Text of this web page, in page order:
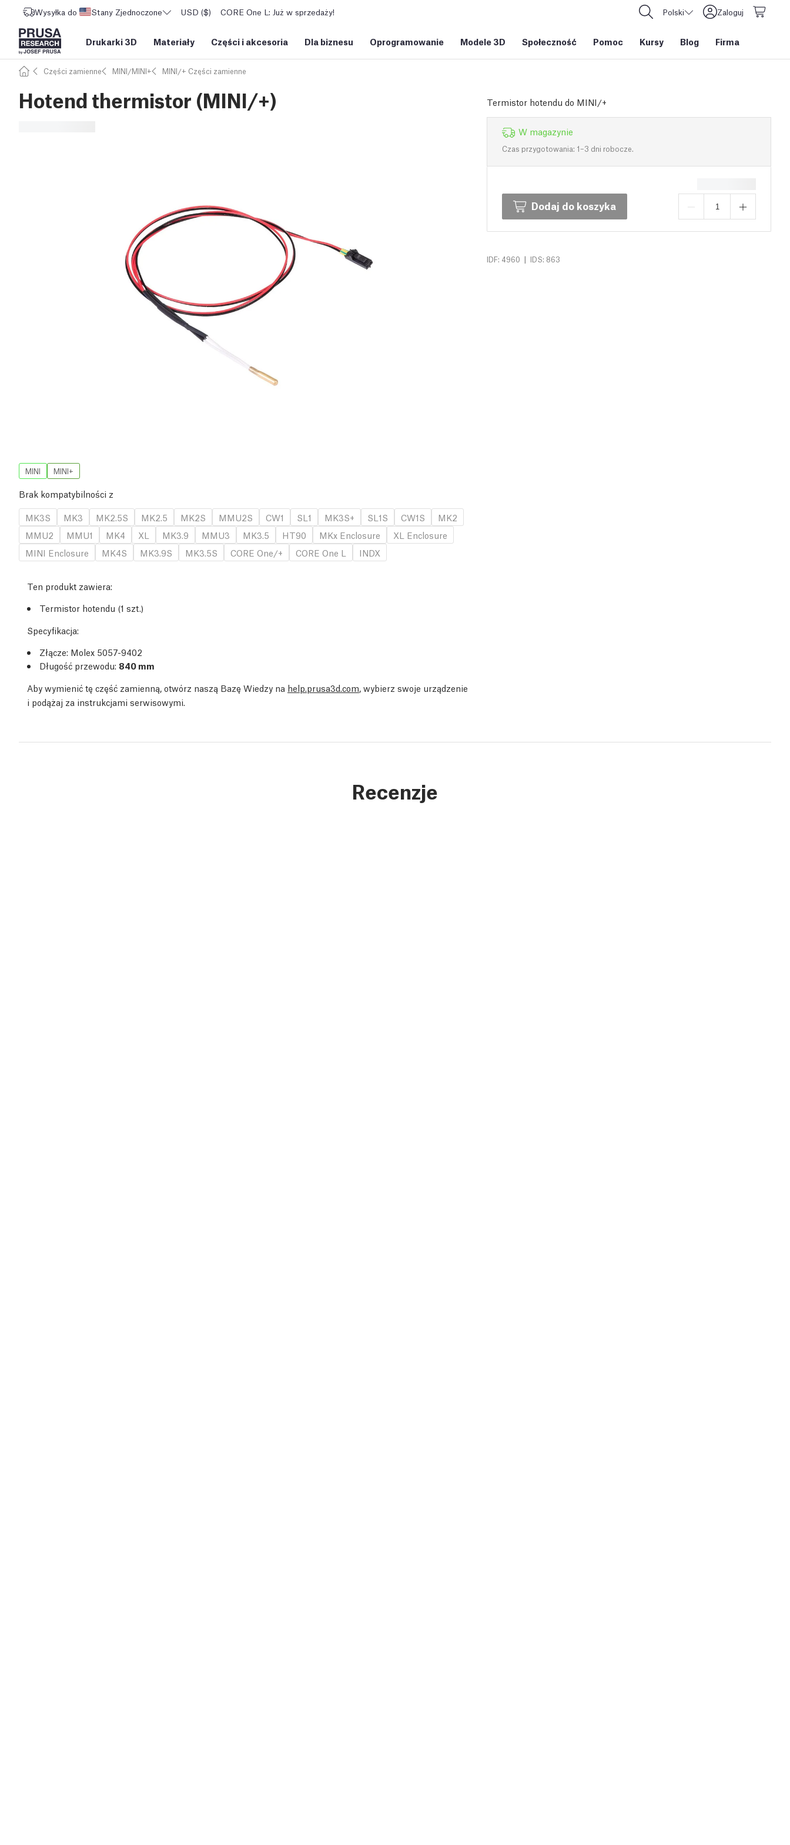
Wysyłka do Stany Zjednoczone USD ($) CORE One L: Już w sprzedaży! Polski Zaloguj
Drukarki 3D Materiały Części i akcesoria Dla biznesu Oprogramowanie Modele 3D Społeczność Pomoc Kursy Blog Firma
Części zamienne MINI/MINI+ MINI/+ Części zamienne
Hotend thermistor (MINI/+) Termistor hotendu do MINI/+
W magazynie
Czas przygotowania: 1–3 dni robocze.
Dodaj do koszyka
IDF: 4960 | IDS: 863
MINI MINI+
Brak kompatybilności z
MK3S
MK3 MK2.5S MK2.5 MK2S MMU2S CW1 SL1 MK3S+ SL1S CW1S
MK2
MMU2
MMU1 MK4 XL MK3.9 MMU3 MK3.5 HT90 MKx Enclosure
XL Enclosure
MINI Enclosure
MK4S MK3.9S MK3.5S CORE One/+ CORE One L INDX
Ten produkt zawiera:
Termistor hotendu (1 szt.)
Specyfikacja:
Złącze: Molex 5057-9402
Długość przewodu: 840 mm
Aby wymienić tę część zamienną, otwórz naszą Bazę Wiedzy na help.prusa3d.com, wybierz swoje urządzenie
i podążaj za instrukcjami serwisowymi.
Recenzje